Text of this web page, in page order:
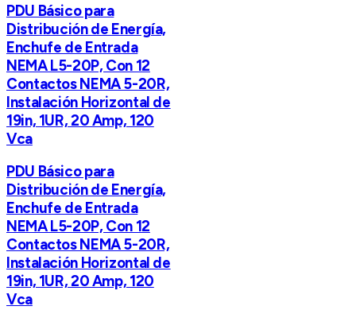
PDU Básico para
Distribución de Energía,
Enchufe de Entrada
NEMA L5-20P, Con 12
Contactos NEMA 5-20R,
Instalación Horizontal de
19in, 1UR, 20 Amp, 120
Vca
PDU Básico para
Distribución de Energía,
Enchufe de Entrada
NEMA L5-20P, Con 12
Contactos NEMA 5-20R,
Instalación Horizontal de
19in, 1UR, 20 Amp, 120
Vca